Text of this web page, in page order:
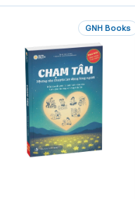
GNH Books